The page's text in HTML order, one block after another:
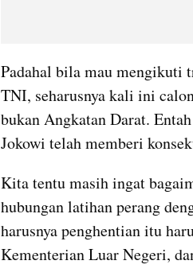
Padahal bila mau mengikuti
TNI, seharusnya kali ini
bukan Angkatan Darat.
Jokowi telah memberi
Kita tentu masih ingat
hubungan latihan perang
harusnya penghentian itu
Kementerian Luar Negeri,